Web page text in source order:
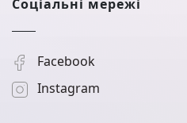
Соціальні мережі
Facebook
Instagram